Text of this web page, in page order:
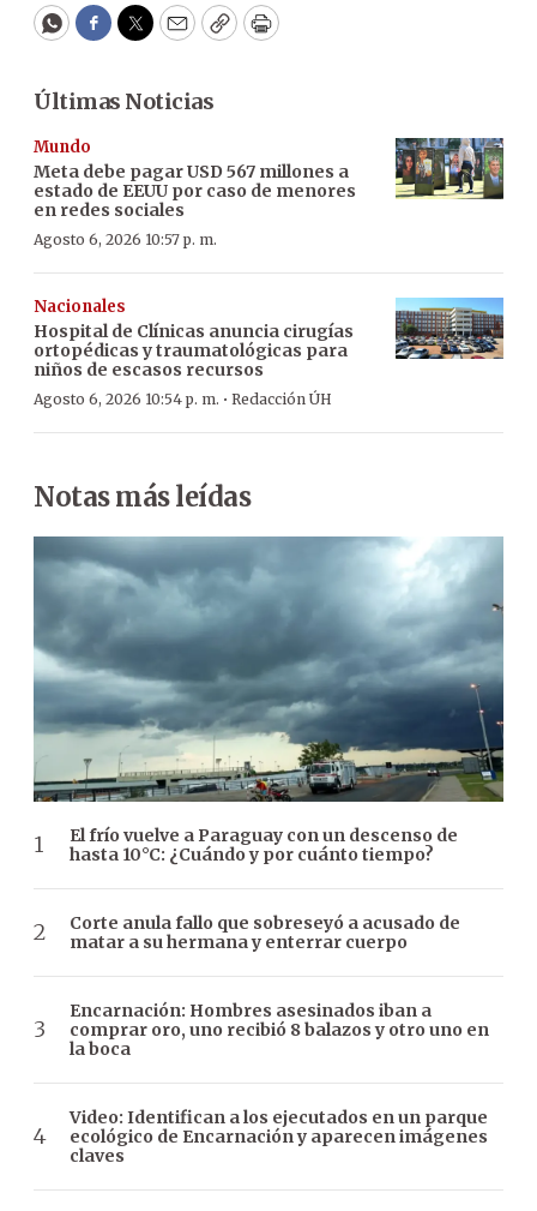
WhatsApp
Facebook
Twitter
EmailCopyPrint
Últimas Noticias
Mundo
Meta debe pagar USD 567 millones a
estado de EEUU por caso de menores
en redes sociales
Agosto 6, 2026 10:57 p. m.
Nacionales
Hospital de Clínicas anuncia cirugías
ortopédicas y traumatológicas para
niños de escasos recursos
Agosto 6, 2026 10:54 p. m. · Redacción ÚH
Notas más leídas
El frío vuelve a Paraguay con un descenso de
hasta 10°C: ¿Cuándo y por cuánto tiempo?
Corte anula fallo que sobreseyó a acusado de
matar a su hermana y enterrar cuerpo
Encarnación: Hombres asesinados iban a
comprar oro, uno recibió 8 balazos y otro uno en
la boca
Video: Identifican a los ejecutados en un parque
ecológico de Encarnación y aparecen imágenes
claves